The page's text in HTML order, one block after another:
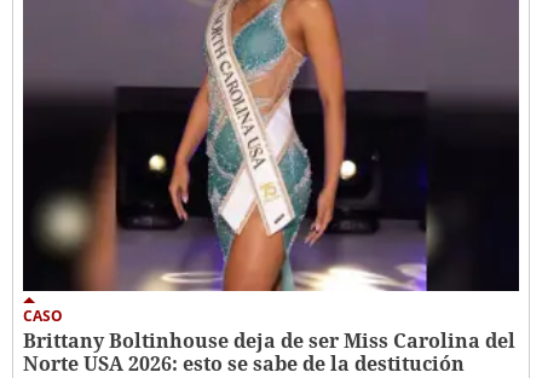
CASO
Brittany Boltinhouse deja de ser Miss Carolina del
Norte USA 2026: esto se sabe de la destitución